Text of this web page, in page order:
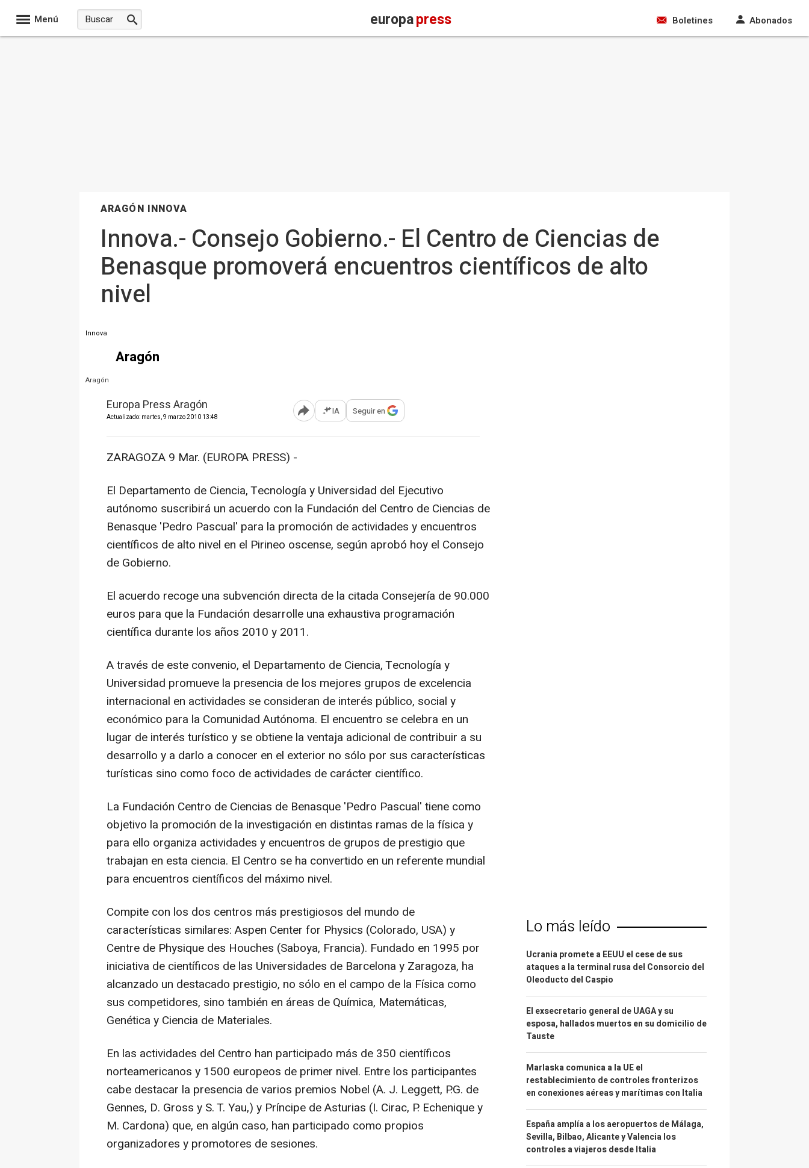
Menú europapress Boletines Abonados
ARAGÓN INNOVA
Innova.- Consejo Gobierno.- El Centro de Ciencias de
Benasque promoverá encuentros científicos de alto
nivel
Innova
Aragón
Aragón
Europa Press Aragón
Actualizado: martes, 9 marzo 2010 13:48 Abrir opciones para compartir
IA Seguir en
ZARAGOZA 9 Mar. (EUROPA PRESS) -
El Departamento de Ciencia, Tecnología y Universidad del Ejecutivo
autónomo suscribirá un acuerdo con la Fundación del Centro de Ciencias de
Benasque 'Pedro Pascual' para la promoción de actividades y encuentros
científicos de alto nivel en el Pirineo oscense, según aprobó hoy el Consejo
de Gobierno.
El acuerdo recoge una subvención directa de la citada Consejería de 90.000
euros para que la Fundación desarrolle una exhaustiva programación
científica durante los años 2010 y 2011.
A través de este convenio, el Departamento de Ciencia, Tecnología y
Universidad promueve la presencia de los mejores grupos de excelencia
internacional en actividades se consideran de interés público, social y
económico para la Comunidad Autónoma. El encuentro se celebra en un
lugar de interés turístico y se obtiene la ventaja adicional de contribuir a su
desarrollo y a darlo a conocer en el exterior no sólo por sus características
turísticas sino como foco de actividades de carácter científico.
La Fundación Centro de Ciencias de Benasque 'Pedro Pascual' tiene como
objetivo la promoción de la investigación en distintas ramas de la física y
para ello organiza actividades y encuentros de grupos de prestigio que
trabajan en esta ciencia. El Centro se ha convertido en un referente mundial
para encuentros científicos del máximo nivel.
Compite con los dos centros más prestigiosos del mundo de
características similares: Aspen Center for Physics (Colorado, USA) y
Centre de Physique des Houches (Saboya, Francia). Fundado en 1995 por
iniciativa de científicos de las Universidades de Barcelona y Zaragoza, ha
alcanzado un destacado prestigio, no sólo en el campo de la Física como
sus competidores, sino también en áreas de Química, Matemáticas,
Genética y Ciencia de Materiales.
En las actividades del Centro han participado más de 350 científicos
norteamericanos y 1500 europeos de primer nivel. Entre los participantes
cabe destacar la presencia de varios premios Nobel (A. J. Leggett, P.G. de
Gennes, D. Gross y S. T. Yau,) y Príncipe de Asturias (I. Cirac, P. Echenique y
M. Cardona) que, en algún caso, han participado como propios
organizadores y promotores de sesiones.
Lo más leído
Ucrania promete a EEUU el cese de sus
ataques a la terminal rusa del Consorcio del
Oleoducto del Caspio
El exsecretario general de UAGA y su
esposa, hallados muertos en su domicilio de
Tauste
Marlaska comunica a la UE el
restablecimiento de controles fronterizos
en conexiones aéreas y marítimas con Italia
España amplía a los aeropuertos de Málaga,
Sevilla, Bilbao, Alicante y Valencia los
controles a viajeros desde Italia